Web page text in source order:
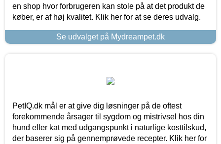
en shop hvor forbrugeren kan stole på at det produkt de
køber, er af høj kvalitet. Klik her for at se deres udvalg.
Se udvalget på Mydreampet.dk
PetIQ.dk mål er at give dig løsninger på de oftest
forekommende årsager til sygdom og mistrivsel hos din
hund eller kat med udgangspunkt i naturlige kosttilskud,
der baserer sig på gennemprøvede recepter. Klik her for